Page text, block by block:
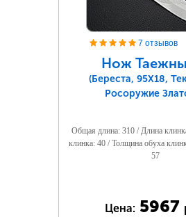
7 отзывов
Нож
(Береста, 95Х18,
Росоружие
Общая длина: 310 / Длина
клинка: 40 / Толщина обуха
57
Цена: 5967